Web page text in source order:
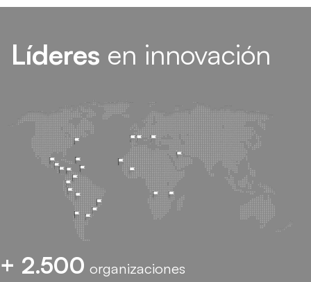
Líderes en innovación
+ 2.500 organizaciones